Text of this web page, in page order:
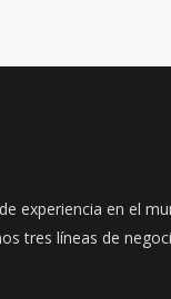
experiencia en el
tres líneas de